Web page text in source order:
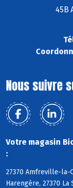
45B
Nous suivre
Votre magasin
:
27370 Amfreville-la-
Harengère, 27370 La